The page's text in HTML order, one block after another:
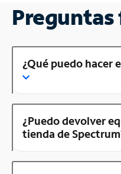
¿Qué puedo hacer
¿Puedo devolver
tienda de